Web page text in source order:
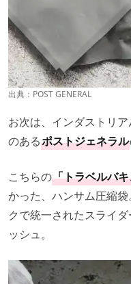
出典： POST GENERAL
お次は、インダストリ
のあるポストジェネラル
こちらの「トラベルバ
かった、ハンサム圧縮袋。
クで統一されたスライ
ッシュ。